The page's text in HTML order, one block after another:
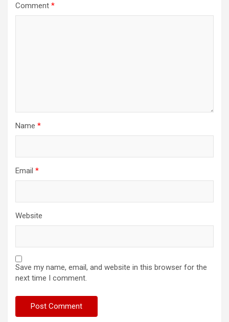
Comment *
Name *
Email *
Website
Save my name, email, and website in this browser for the
next time I comment.